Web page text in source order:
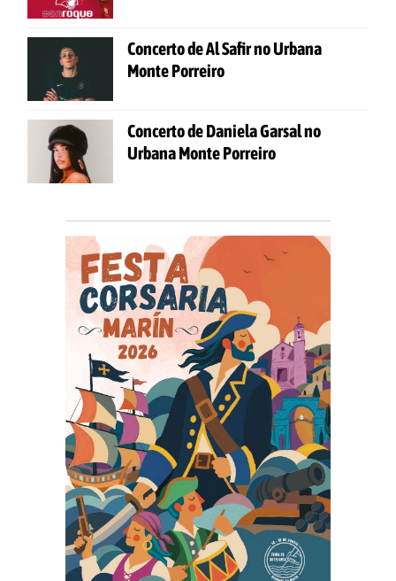
Concerto de Al Safir no Urbana
Monte Porreiro
Concerto de Daniela Garsal no
Urbana Monte Porreiro